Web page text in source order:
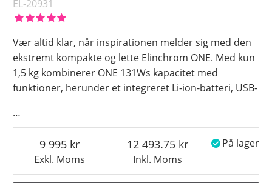
EL-20931
Vær altid klar, når inspirationen melder sig med den
ekstremt kompakte og lette Elinchrom ONE. Med kun
1,5 kg kombinerer ONE 131Ws kapacitet med
funktioner, herunder et integreret Li-ion-batteri, USB-
…
Exkl. Moms
9 995
Inkl. Moms
12 493.75 På lager